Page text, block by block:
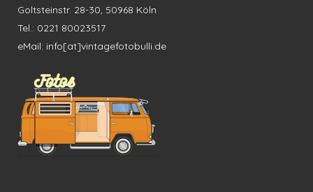
Goltsteinstr. 28-30, 50968 Köln
Tel.: 0221 80023517
eMail: info[at]vintagefotobulli.de